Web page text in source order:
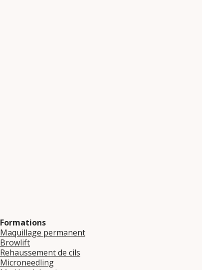
Formations
Maquillage permanent
Browlift
Rehaussement de cils
Microneedling